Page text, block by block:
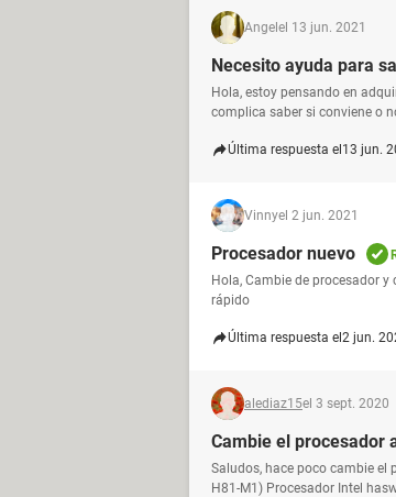
Angel el 13 jun. 2021
Necesito ayuda para
Hola, estoy pensando en
complica saber si conviene o
Última respuesta el 13 jun.
Vinnyel 2 jun. 2021
Procesador nuevo
Hola, Cambie de procesador
rápido
Última respuesta el 2 jun.
alediaz15el 3 sept. 2020
Cambie el procesador
Saludos, hace poco cambie el
H81-M1) Procesador Intel